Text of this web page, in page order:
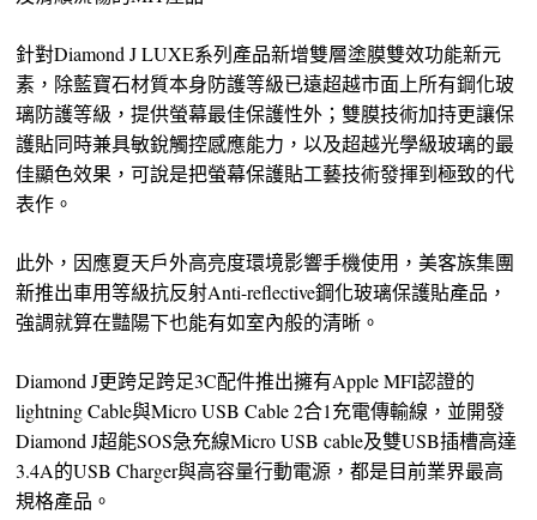
針對Diamond J LUXE系列產品新增雙層塗膜雙效功能新元
素，除藍寶石材質本身防護等級已遠超越市面上所有鋼化玻
璃防護等級，提供螢幕最佳保護性外；雙膜技術加持更讓保
護貼同時兼具敏銳觸控感應能力，以及超越光學級玻璃的最
佳顯色效果，可說是把螢幕保護貼工藝技術發揮到極致的代
表作。
此外，因應夏天戶外高亮度環境影響手機使用，美客族集團
新推出車用等級抗反射Anti-reflective鋼化玻璃保護貼產品，
強調就算在豔陽下也能有如室內般的清晰。
Diamond J更跨足跨足3C配件推出擁有Apple MFI認證的
lightning Cable與Micro USB Cable 2合1充電傳輸線，並開發
Diamond J超能SOS急充線Micro USB cable及雙USB插槽高達
3.4A的USB Charger與高容量行動電源，都是目前業界最高
規格產品。